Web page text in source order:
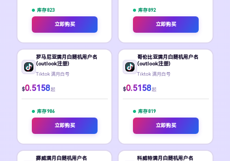
库存 823
立即购买
库存 892
立即购买
罗马尼亚满月白随机用户名
(outlook注册)
Tiktok 满月白号
$0.5158 起
库存 986
立即购买
哥伦比亚满月白随机用户名
(outlook注册)
Tiktok 满月白号
$0.5158 起
库存 819
立即购买
挪威满月白随机用户名
科威特满月白随机用户名